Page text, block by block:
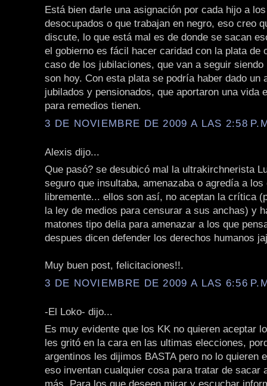
Está bien darle una asignación por cada hijo a
desocupados o que trabajan en negro, eso creo
discute, lo que está mal es de donde se sacan
el gobierno es fácil hacer caridad con la plata de
caso de los jubilaciones, que van a seguir siendo
son hoy. Con esta plata se podría haber dado un
jubilados y pensionados, que aportaron una vida
para remedios tienen.
3 DE NOVIEMBRE DE 2009 A LAS 2:58
Alexis dijo...
Que pasó? se desubicó mal la ultrakirchnerista
seguro que insultaba, amenazaba o agredía a los
libremente... ellos son así, no aceptan la crítica
la ley de medios para censurar a sus anchas) y
matones tipo delia para amenazar a los que
despues dicen defender los derechos humanos
Muy buen post, felicitaciones!!.
3 DE NOVIEMBRE DE 2009 A LAS 6:56
-El Loko- dijo...
Es muy evidente que los KK no quieren aceptar
les gritó en la cara en las ultimas elecciones,
argentinos les dijimos BASTA pero no lo quieren
eso inventan cualquier cosa para tratar de sacar